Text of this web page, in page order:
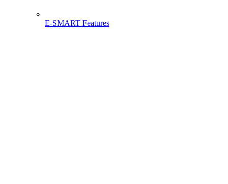
E-SMART Features